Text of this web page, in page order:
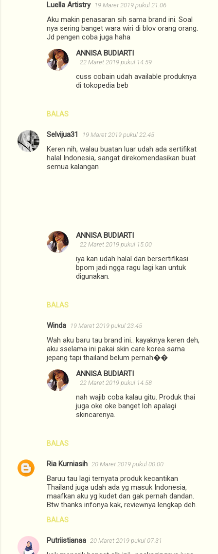
Luella Artistry 19 Maret 2019 pukul 21.06
Aku makin penasaran sih sama brand ini. Soal
nya sering banget wara wiri di blov orang orang.
Jd pengen coba juga haha
BALAS
ANNISA BUDIARTI
22 Maret 2019 pukul 14.59
cuss cobain udah available produknya
di tokopedia beb
Selvijua31 19 Maret 2019 pukul 22.45
Keren nih, walau buatan luar udah ada sertifikat
halal Indonesia, sangat direkomendasikan buat
semua kalangan
BALAS
ANNISA BUDIARTI
22 Maret 2019 pukul 15.00
iya kan udah halal dan bersertifikasi
bpom jadi ngga ragu lagi kan untuk
digunakan.
Winda 19 Maret 2019 pukul 23.45
Wah aku baru tau brand ini.. kayaknya keren deh,
aku sselama ini pakai skin care korea sama
jepang tapi thailand belum pernah��
BALAS
ANNISA BUDIARTI
22 Maret 2019 pukul 14.58
nah wajib coba kalau gitu. Produk thai
juga oke oke banget loh apalagi
skincarenya.
Ria Kurniasih 20 Maret 2019 pukul 00.00
Baruu tau lagi ternyata produk kecantikan
Thailand juga udah ada yg masuk Indonesia,
maafkan aku yg kudet dan gak pernah dandan.
Btw thanks infonya kak, reviewnya lengkap deh.
BALAS
Putriistianaa 20 Maret 2019 pukul 07.31